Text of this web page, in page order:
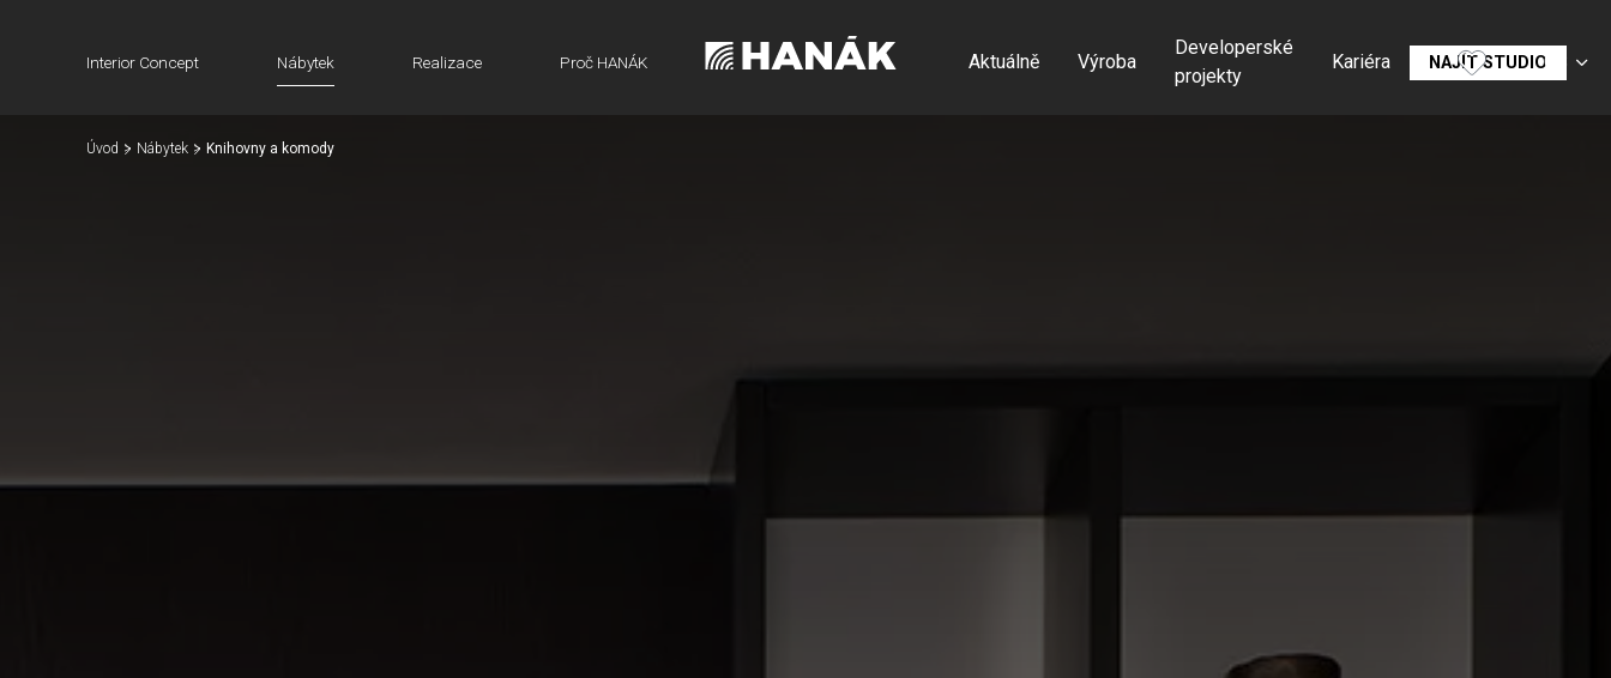
Interior Concept Nábytek Realizace Proč HANÁK Aktuálně Výroba
Developerské
projekty
Kariéra NAJÍT STUDIOCS
Úvod Nábytek Knihovny a komody